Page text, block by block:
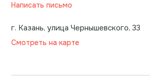
Написать письмо
г. Казань, улица Чернышевского, 33
Смотреть на карте